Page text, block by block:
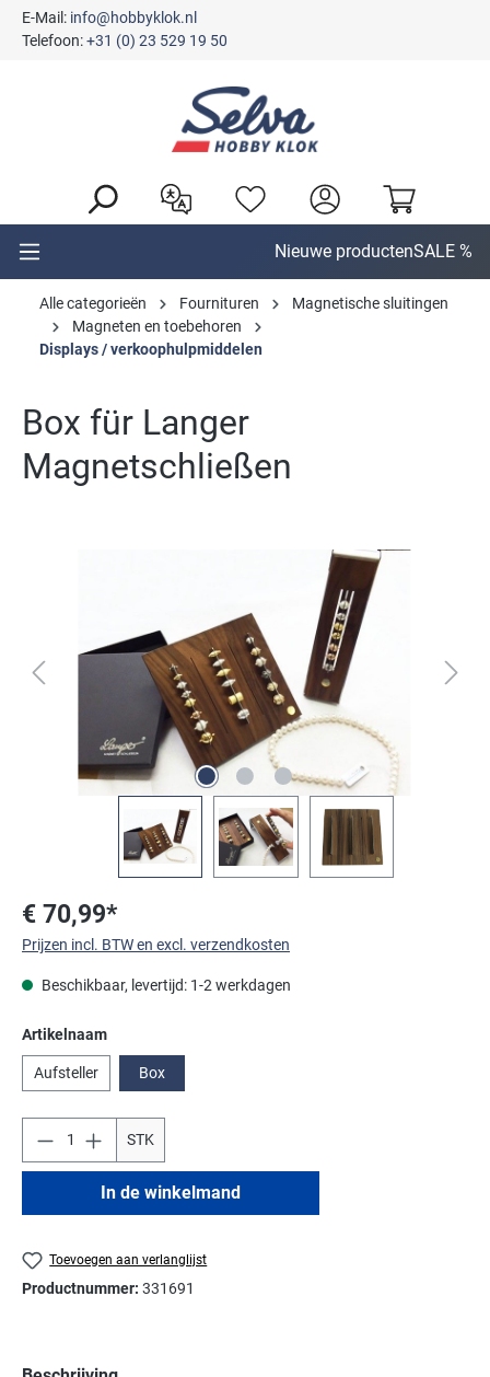
E-Mail: info@hobbyklok.nl
Telefoon:+31 (0) 23 529 19 50
Nieuwe productenSALE %
Alle categorieën Fournituren
Magnetische sluitingen
Magneten en toebehoren
Displays / verkoophulpmiddelen
Box für Langer
Magnetschließen
€ 70,99*
Prijzen incl. BTW en excl. verzendkosten
Beschikbaar, levertijd: 1-2 werkdagen
Selecteer
Artikelnaam
Aufsteller Box
STK
In de winkelmand
Toevoegen aan verlanglijst
Productnummer: 331691